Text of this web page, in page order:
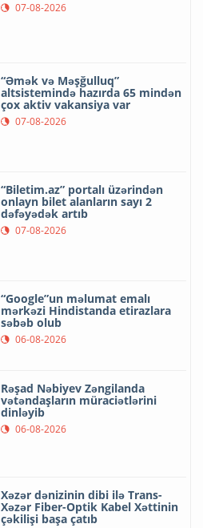
07-08-2026
“Əmək və Məşğulluq”
altsistemində hazırda 65 mindən
çox aktiv vakansiya var
07-08-2026
“Biletim.az” portalı üzərindən
onlayn bilet alanların sayı 2
dəfəyədək artıb
07-08-2026
“Google”un məlumat emalı
mərkəzi Hindistanda etirazlara
səbəb olub
06-08-2026
Rəşad Nəbiyev Zəngilanda
vətəndaşların müraciətlərini
dinləyib
06-08-2026
Xəzər dənizinin dibi ilə Trans-
Xəzər Fiber-Optik Kabel Xəttinin
çəkilişi başa çatıb